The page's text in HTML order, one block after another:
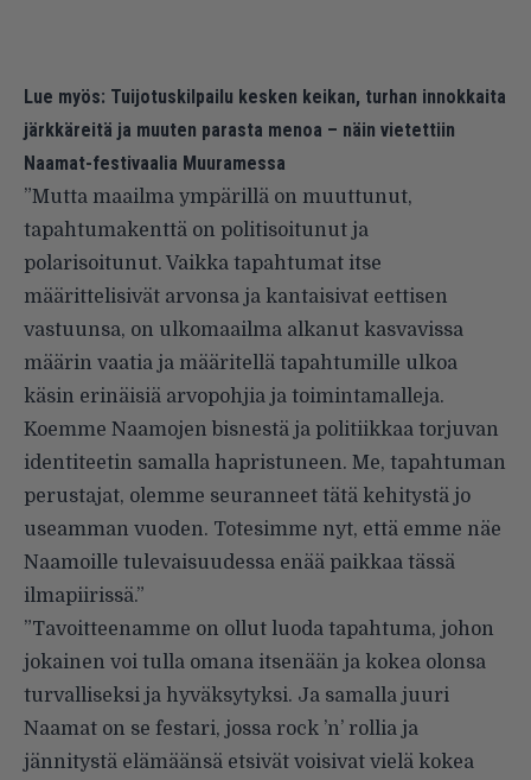
Lue myös: Tuijotuskilpailu kesken keikan, turhan innokkaita
järkkäreitä ja muuten parasta menoa – näin vietettiin
Naamat-festivaalia Muuramessa
”Mutta maailma ympärillä on muuttunut,
tapahtumakenttä on politisoitunut ja
polarisoitunut. Vaikka tapahtumat itse
määrittelisivät arvonsa ja kantaisivat eettisen
vastuunsa, on ulkomaailma alkanut kasvavissa
määrin vaatia ja määritellä tapahtumille ulkoa
käsin erinäisiä arvopohjia ja toimintamalleja.
Koemme Naamojen bisnestä ja politiikkaa torjuvan
identiteetin samalla hapristuneen. Me, tapahtuman
perustajat, olemme seuranneet tätä kehitystä jo
useamman vuoden. Totesimme nyt, että emme näe
Naamoille tulevaisuudessa enää paikkaa tässä
ilmapiirissä.”
”Tavoitteenamme on ollut luoda tapahtuma, johon
jokainen voi tulla omana itsenään ja kokea olonsa
turvalliseksi ja hyväksytyksi. Ja samalla juuri
Naamat on se festari, jossa rock ’n’ rollia ja
jännitystä elämäänsä etsivät voisivat vielä kokea